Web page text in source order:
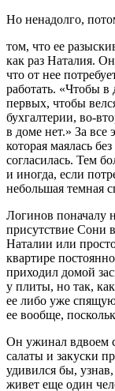
Но ненадолго,
том, что ее
как раз Наталия.
что от нее
работать. «Чтобы
первых, чтобы
бухгалтерии, во-
в доме нет.» За все
которая маялась
согласилась. Тем
и иногда, если
небольшая темная
Логинов поначалу
присутствие Сони
Наталии или
квартире
приходил домой
у плиты, но так,
ее либо уже
ее вообще,
Он ужинал вдвоем
салаты и закуски
удивился бы,
живет еще один